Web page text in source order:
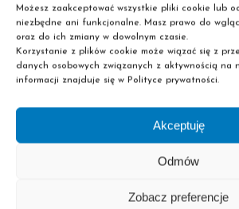
Możesz zaakceptować wszystkie pliki cookie lub
niezbędne ani funkcjonalne. Masz prawo do
oraz do ich zmiany w dowolnym czasie.
Korzystanie z plików cookie może wiązać się z
danych osobowych związanych z aktywnością na
informacji znajduje się w Polityce prywatności.
Akceptuję
Odmów
Zobacz preferencje
Wybierz swój